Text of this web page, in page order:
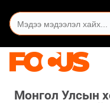
Монгол Улсын